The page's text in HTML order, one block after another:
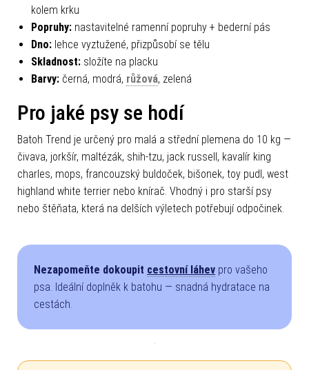
Bezpečnost:
kolem krku
Popruhy:nastavitelné ramenní popruhy + bederní pás
Dno:lehce vyztužené, přizpůsobí se tělu
Skladnost:složíte na placku
Pro jaké psy se hodí
Batoh Trend je určený pro malá a střední plemena do 10 kg —
čivava, jorkšír, maltézák, shih-tzu, jack russell, kavalír king
charles, mops, francouzský buldoček, bišonek, toy pudl, west
highland white terrier nebo knírač. Vhodný i pro starší psy
Nezapomeňte dokoupitcestovní láhevpro vašeho
psa. Ideální doplněk k batohu — snadná hydratace na